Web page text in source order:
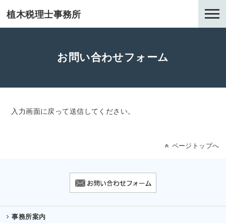
植木税理士事務所
お問い合わせフォーム
入力画面に戻って送信してください。
ページトップへ
事務所案内